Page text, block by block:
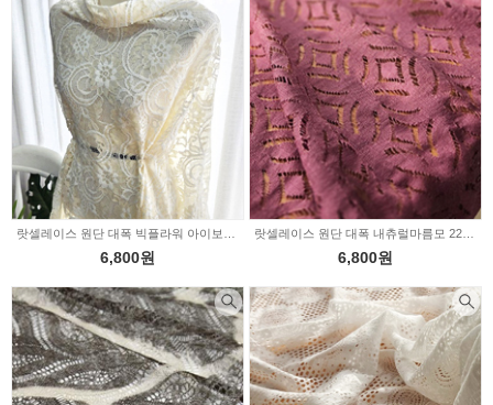
6,800원 6,800원